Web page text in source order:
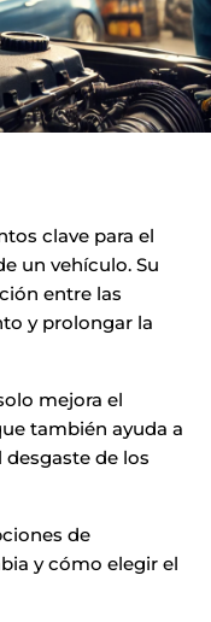
clave para el
un vehículo. Su
entre las
y prolongar la
mejora el
también ayuda a
de los
de
y cómo elegir el